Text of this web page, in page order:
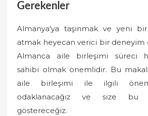
Gerekenler
Almanya'ya taşınmak ve yeni
atmak heyecan verici bir deneyim
Almanca aile birleşimi süreci
sahibi olmak önemlidir. Bu
aile birleşimi ile ilgili
odaklanacağız ve size bu
göstereceğiz.